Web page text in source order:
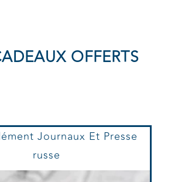
OFFERTS
Journaux Et Presse
russe